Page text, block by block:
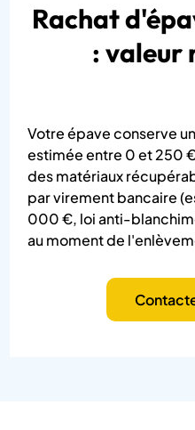
Rachat
: valeur
Votre épave conserve
estimée entre 0 et 250
des matériaux
par virement bancaire
000 €, loi anti-
au moment de